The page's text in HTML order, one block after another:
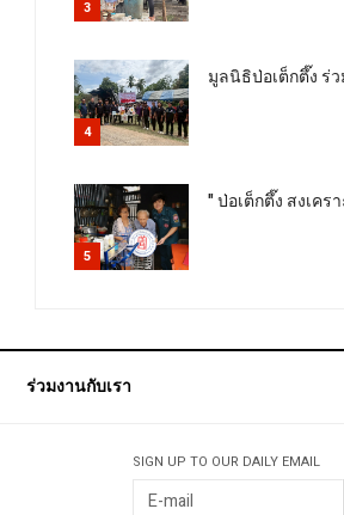
3
4
มูลนิธิป่อเต็กตึ๊ง ร่
5
" ป่อเต็กตึ๊ง สงเค
ร่วมงานกับเรา
SIGN UP TO OUR DAILY EMAIL